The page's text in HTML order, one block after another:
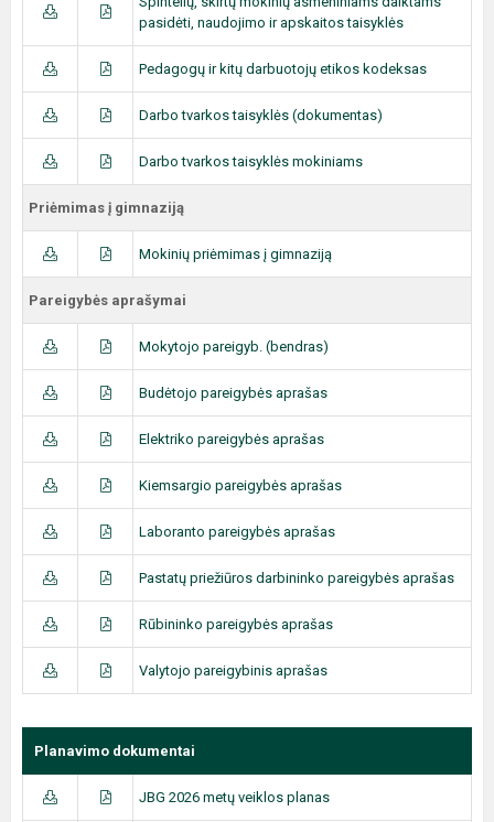
pasidėti, naudojimo ir apskaitos taisyklės
Pedagogų ir kitų darbuotojų etikos kodeksas
Darbo tvarkos taisyklės (dokumentas)
Darbo tvarkos taisyklės mokiniams
Priėmimas į gimnaziją
Mokinių priėmimas į gimnaziją
Pareigybės aprašymai
Mokytojo pareigyb. (bendras)
Budėtojo pareigybės aprašas
Elektriko pareigybės aprašas
Kiemsargio pareigybės aprašas
Laboranto pareigybės aprašas
Pastatų priežiūros darbininko pareigybės aprašas
Rūbininko pareigybės aprašas
Valytojo pareigybinis aprašas
Planavimo dokumentai
JBG 2026 metų veiklos planas